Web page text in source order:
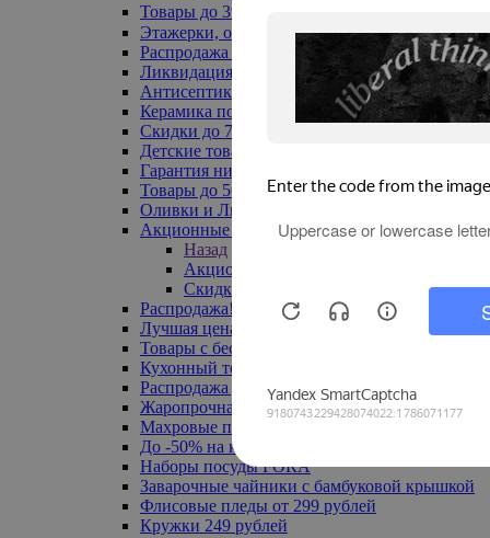
Товары до 399₽
Этажерки, обувницы
Распродажа текстиля до -50%
Ликвидация до -70%
Антисептики
Керамика по 129 руб
Скидки до 70%
Детские товары
Гарантия низкой цены
Товары до 500 руб
Оливки и Лимоны
Акционные товары
Назад
Акционные товары
Скидка 20% по промокоду
Распродажа! Ульяновск до -70%
Лучшая цена
Товары с бесплатной доставкой
Кухонный текстиль
Распродажа до -50%
Жаропрочная посуда
Махровые полотенца
До -50% на ковры
Наборы посуды FORA
Заварочные чайники с бамбуковой крышкой
Флисовые пледы от 299 рублей
Кружки 249 рублей